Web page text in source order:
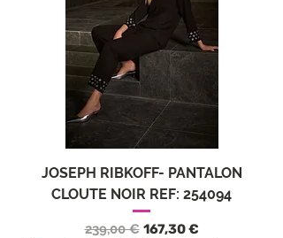
JOSEPH RIBKOFF- PANTALON
CLOUTE NOIR REF: 254094
Обычная цена
239,00 € Цена со скидкой
167,30 €